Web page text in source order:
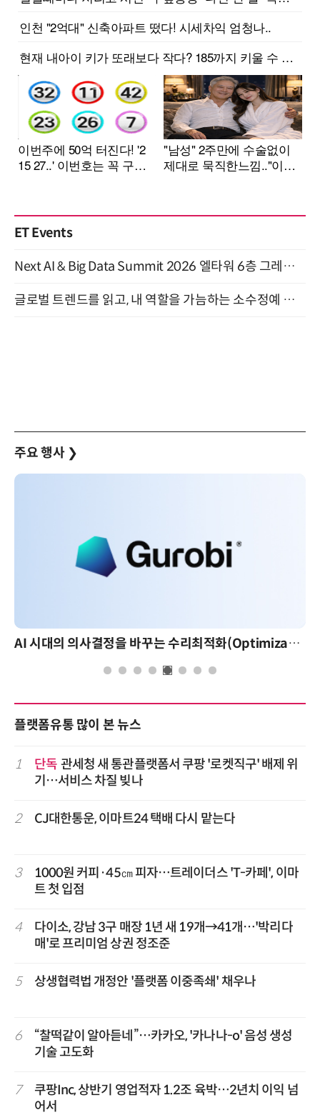
ET Events
Next AI & Big Data Summit 2026 엘타워 6층 그레이스홀 개최 (9/18)
글로벌 트렌드를 읽고, 내 역할을 가늠하는 소수정예 실습 워크숍 (8/28)
주요 행사 ❯
AI 시대의 의사결정을 바꾸는 수리최적화(Optimization): 실제 산업 적용 사례와 활용 전략
플랫폼유통 많이 본 뉴스
1 단독 관세청 새 통관플랫폼서 쿠팡 '로켓직구' 배제 위
기…서비스 차질 빚나
2 CJ대한통운, 이마트24 택배 다시 맡는다
3
1000원 커피·45㎝ 피자…트레이더스 'T-카페', 이마
트 첫 입점
4
다이소, 강남 3구 매장 1년 새 19개→41개…'박리다
매'로 프리미엄 상권 정조준
5 상생협력법 개정안 '플랫폼 이중족쇄' 채우나
6
“찰떡같이 알아듣네”…카카오, '카나나-o' 음성 생성
기술 고도화
7
쿠팡Inc, 상반기 영업적자 1.2조 육박…2년치 이익 넘
어서